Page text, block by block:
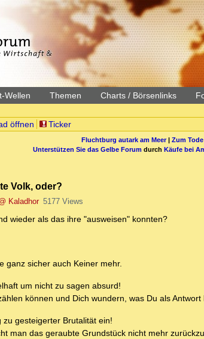
Wellen Themen Charts / Börsenlinks
öffnen Ticker
Fluchtburg autark am Meer| Zum
Unterstützen Sie das Gelbe Forum durch Käufe bei
Volk, oder?
Kaladhor 5177 Views
wieder als das ihre "ausweisen" konnten?
ganz sicher auch Keiner mehr.
um nicht zu sagen absurd!
können und Dich wundern, was Du als
gesteigerter Brutalität ein!
man das geraubte Grundstück nicht mehr